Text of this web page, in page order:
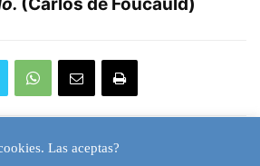
(Carlos de Foucauld)
Las aceptas?